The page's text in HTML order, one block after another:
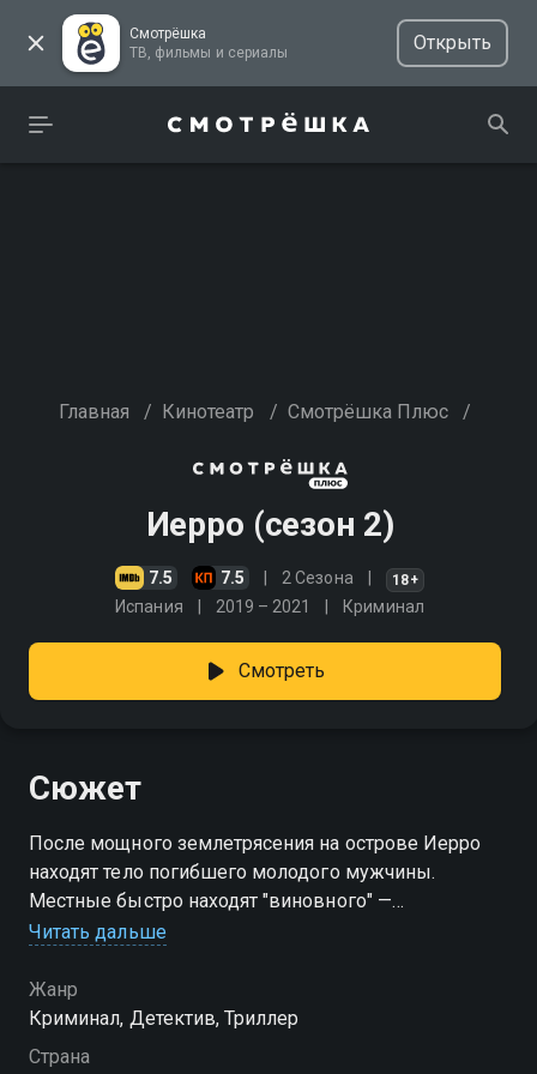
Смотрёшка
ТВ, фильмы и сериалы
Открыть
Главная / Кинотеатр / Смотрёшка Плюс /
Иерро (сезон 2)
7.5 7.5 2 Сезона 18+
Испания 2019 – 2021 Криминал
Смотреть
Сюжет
После мощного землетрясения на острове Иерро
находят тело погибшего молодого мужчины.
Местные быстро находят "виновного" —
уважаемого, но непримиримого предпринимателя
судья Кандела, только прибывшая на Иерро,
отказывается идти на поводу у слухов. Несмотря на
давление и накал страстей, она оставляет Диаса на
Читать дальше
Жанр
Криминал, Детектив, Триллер
Страна